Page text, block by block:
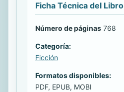
Ficha Técnica del Libro
Número de páginas 768
Categoría:
Ficción
Formatos disponibles:
PDF, EPUB, MOBI